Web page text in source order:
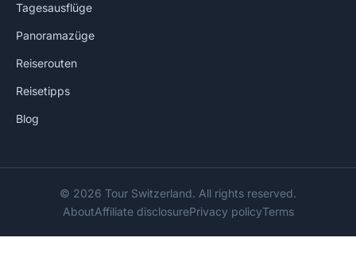
Tagesausflüge
Panoramazüge
Reiserouten
Reisetipps
Blog
© 2026 Tour Switzerland. All rights reserved.
AboutAffiliate disclosurePrivacy policyTerms